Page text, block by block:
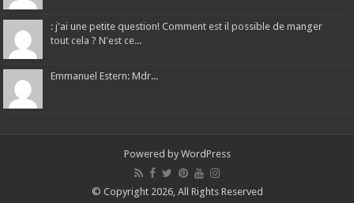
: j'ai une petite question! Comment est il possible de manger
tout cela ? N'est ce...
Emmanuel Estern: Mdr...
Powered by WordPress
© Copyright 2026, All Rights Reserved